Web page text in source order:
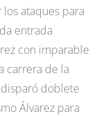
ataques para
entrada
con imparable
carrera de la
disparó doblete
Álvarez para